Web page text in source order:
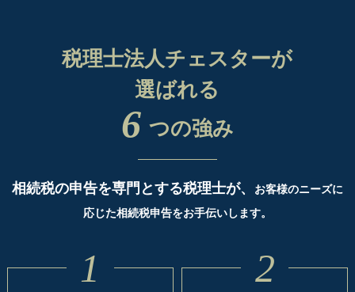
税理士法人チェスターが
選ばれる
6 つの強み
相続税の申告を専門とする税理士が、
お客様のニーズに
応じた相続税申告をお手伝いします。
1 2